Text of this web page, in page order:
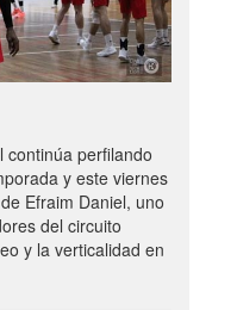
perfilando
y este viernes
Efraim Daniel, uno
del circuito
y la verticalidad en